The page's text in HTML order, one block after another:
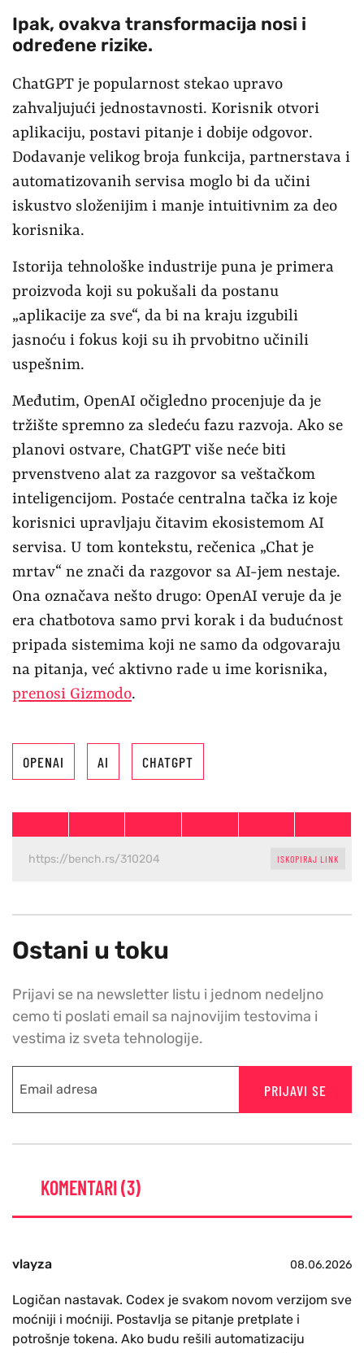
Ipak, ovakva transformacija nosi i
određene rizike.
ChatGPT je popularnost stekao upravo
zahvaljujući jednostavnosti. Korisnik otvori
aplikaciju, postavi pitanje i dobije odgovor.
Dodavanje velikog broja funkcija, partnerstava i
automatizovanih servisa moglo bi da učini
iskustvo složenijim i manje intuitivnim za deo
korisnika.
Istorija tehnološke industrije puna je primera
proizvoda koji su pokušali da postanu
„aplikacije za sve“, da bi na kraju izgubili
jasnoću i fokus koji su ih prvobitno učinili
uspešnim.
Međutim, OpenAI očigledno procenjuje da je
tržište spremno za sledeću fazu razvoja. Ako se
planovi ostvare, ChatGPT više neće biti
prvenstveno alat za razgovor sa veštačkom
inteligencijom. Postaće centralna tačka iz koje
korisnici upravljaju čitavim ekosistemom AI
servisa. U tom kontekstu, rečenica „Chat je
mrtav“ ne znači da razgovor sa AI-jem nestaje.
Ona označava nešto drugo: OpenAI veruje da je
era chatbotova samo prvi korak i da budućnost
pripada sistemima koji ne samo da odgovaraju
na pitanja, već aktivno rade u ime korisnika,
prenosi Gizmodo.
OPENAI AI CHATGPT
ISKOPIRAJ LINK
Ostani u toku
Prijavi se na newsletter listu i jednom nedeljno
cemo ti poslati email sa najnovijim testovima i
vestima iz sveta tehnologije.
PRIJAVI SE
KOMENTARI (3)
vlayza 08.06.2026
Logičan nastavak. Codex je svakom novom verzijom sve
moćniji i moćniji. Postavlja se pitanje pretplate i
potrošnje tokena. Ako budu rešili automatizaciju